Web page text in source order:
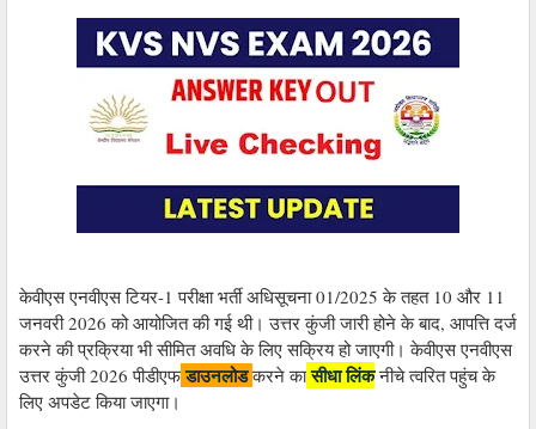
केवीएस एनवीएस टियर-1 परीक्षा भर्ती अधिसूचना 01/2025 के तहत 10 और 11
जनवरी 2026 को आयोजित की गई थी। उत्तर कुंजी जारी होने के बाद, आपत्ति दर्ज
करने की प्रक्रिया भी सीमित अवधि के लिए सक्रिय हो जाएगी। केवीएस एनवीएस
उत्तर कुंजी 2026 पीडीएफ डाउनलोडकरने कासीधा लिंकनीचे त्वरित पहुंच के
लिए अपडेट किया जाएगा।